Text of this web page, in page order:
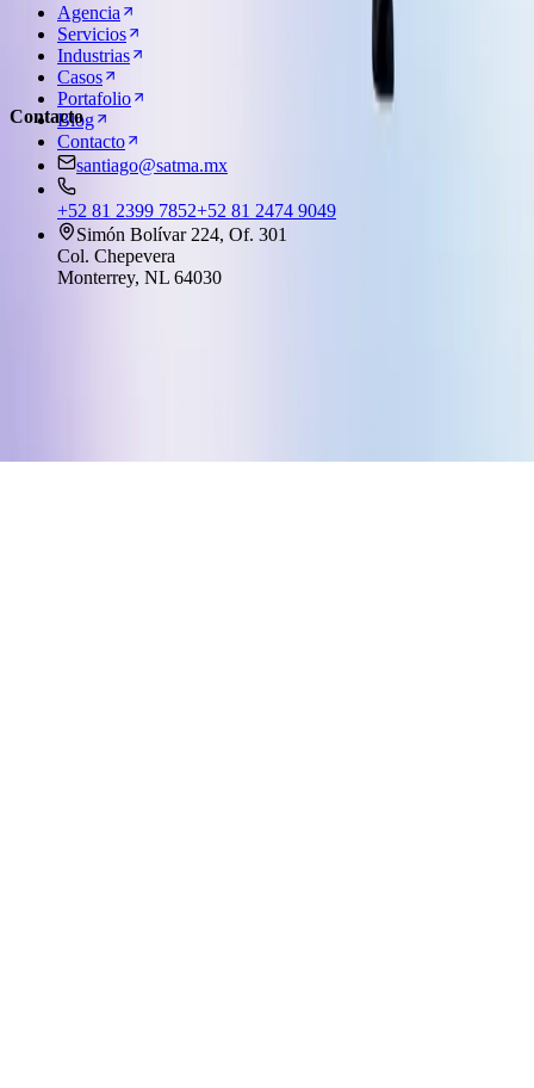
Agencia
Servicios
Industrias
Casos
Portafolio
Blog
Contacto
Contacto
santiago@satma.mx
+52 81 2399 7852+52 81 2474 9049
Simón Bolívar 224, Of. 301
Col. Chepevera
Monterrey, NL 64030